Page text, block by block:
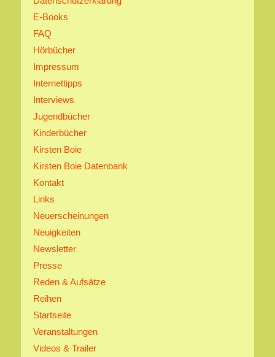
E-Books
FAQ
Hörbücher
Impressum
Internettipps
Interviews
Jugendbücher
Kinderbücher
Kirsten Boie
Kirsten Boie Datenbank
Kontakt
Links
Neuerscheinungen
Neuigkeiten
Newsletter
Presse
Reden & Aufsätze
Reihen
Startseite
Veranstaltungen
Videos & Trailer